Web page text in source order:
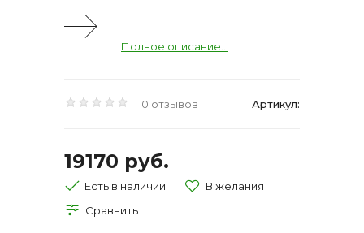
Полное описание...
0 отзывов Артикул:
19170 руб.
Есть в наличии